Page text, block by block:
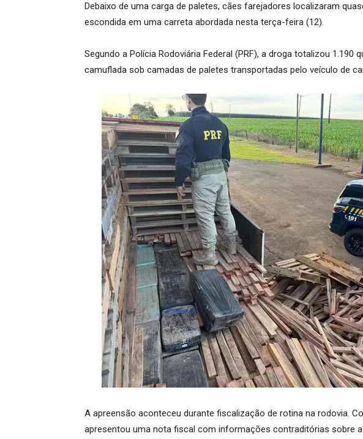
Debaixo de uma carga de paletes, cães farejadores localizaram
escondida em uma carreta abordada nesta terça-feira (12).
Segundo a Polícia Rodoviária Federal (PRF), a droga totalizou 1.190
camuflada sob camadas de paletes transportadas pelo veículo de
A apreensão aconteceu durante fiscalização de rotina na rodovia.
apresentou uma nota fiscal com informações contraditórias sobre